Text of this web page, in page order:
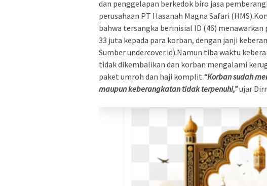
dan penggelapan berkedok biro jasa
perusahaan PT Hasanah Magna Safari
bahwa tersangka berinisial ID (46)
33 juta kepada para korban, dengan janji
Sumber undercover.id).Namun tiba waktu
tidak dikembalikan dan korban mengalami
paket umroh dan haji komplit.“Korban sudah
maupun keberangkatan tidak terpenuhi,”ujar